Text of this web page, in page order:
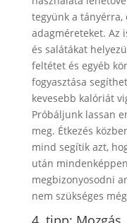
tegyünk a tányérra,
adagméreteket. Az
és salátákat
feltétet és egyéb
fogyasztása
kevesebb kalóriát
Próbáljunk lassan
meg. Étkezés
mind segítik azt,
után
megbizonyosodni
nem szükséges